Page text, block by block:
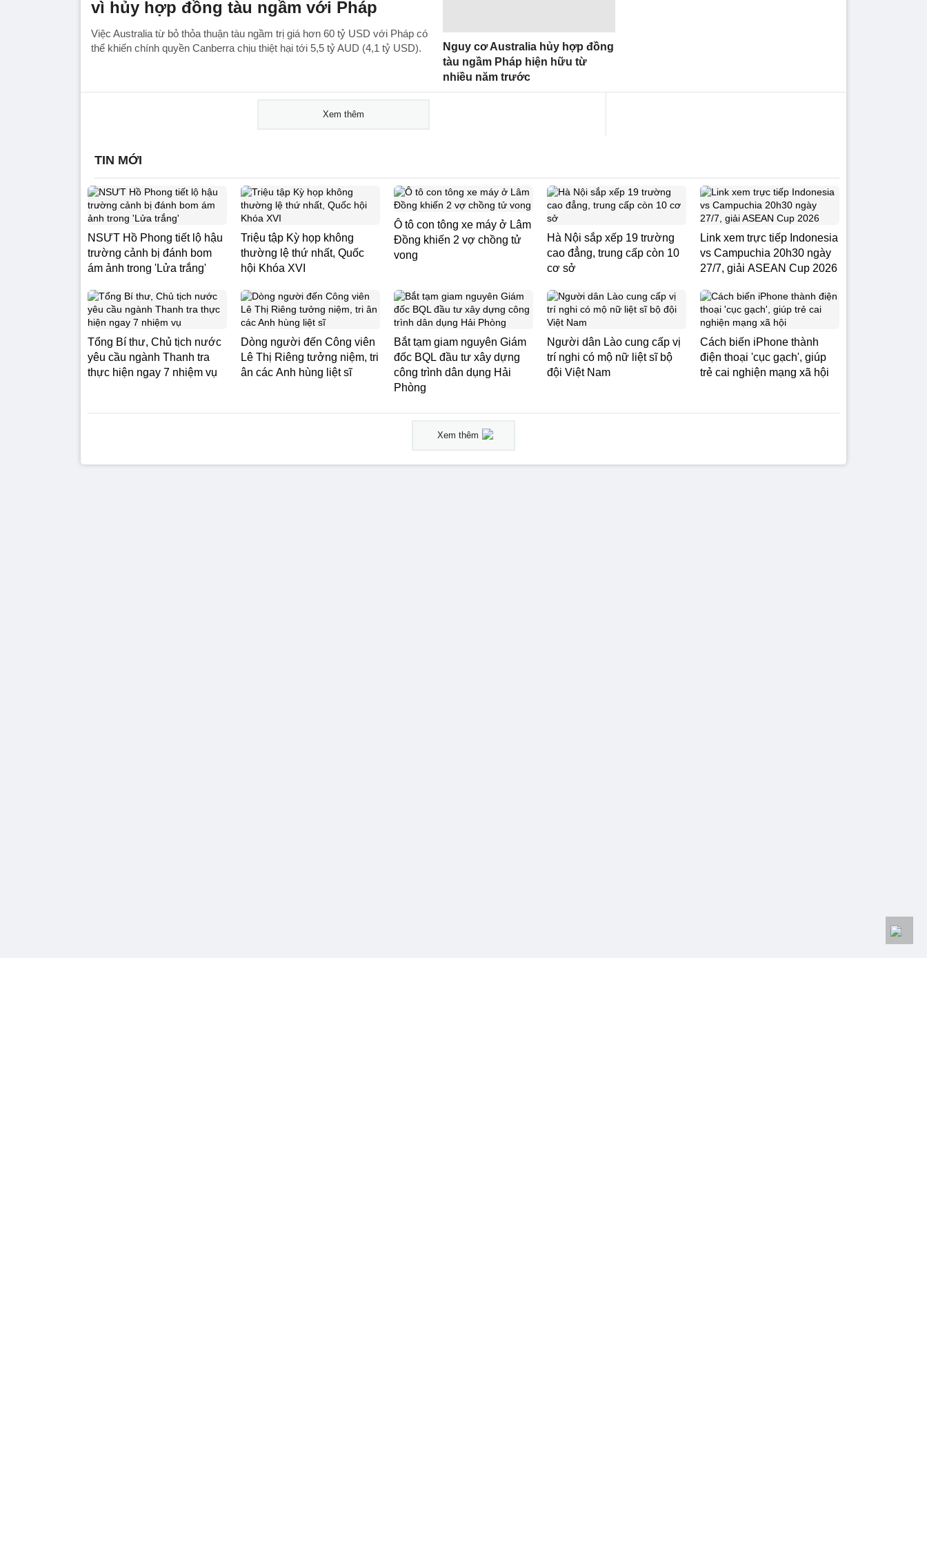
vì hủy hợp đồng tàu ngầm với Pháp
Việc Australia từ bỏ thỏa thuận tàu ngầm trị giá hơn 60 tỷ USD với Pháp có
thể khiến chính quyền Canberra chịu thiệt hại tới 5,5 tỷ AUD (4,1 tỷ USD).
Nguy cơ Australia hủy hợp đồng
tàu ngầm Pháp hiện hữu từ
nhiều năm trước
Xem thêm
TIN MỚI
NSƯT Hồ Phong tiết lộ hậu
trường cảnh bị đánh bom
ám ảnh trong 'Lửa trắng'
Triệu tập Kỳ họp không
thường lệ thứ nhất, Quốc
hội Khóa XVI
Ô tô con tông xe máy ở Lâm
Đồng khiến 2 vợ chồng tử
vong
Hà Nội sắp xếp 19 trường
cao đẳng, trung cấp còn 10
cơ sở
Link xem trực tiếp Indonesia
vs Campuchia 20h30 ngày
27/7, giải ASEAN Cup 2026
Tổng Bí thư, Chủ tịch nước
yêu cầu ngành Thanh tra
thực hiện ngay 7 nhiệm vụ
Dòng người đến Công viên
Lê Thị Riêng tưởng niệm, tri
ân các Anh hùng liệt sĩ
Bắt tạm giam nguyên Giám
đốc BQL đầu tư xây dựng
công trình dân dụng Hải
Phòng
Người dân Lào cung cấp vị
trí nghi có mộ nữ liệt sĩ bộ
đội Việt Nam
Cách biến iPhone thành
điện thoại 'cục gạch', giúp
trẻ cai nghiện mạng xã hội
Xem thêm